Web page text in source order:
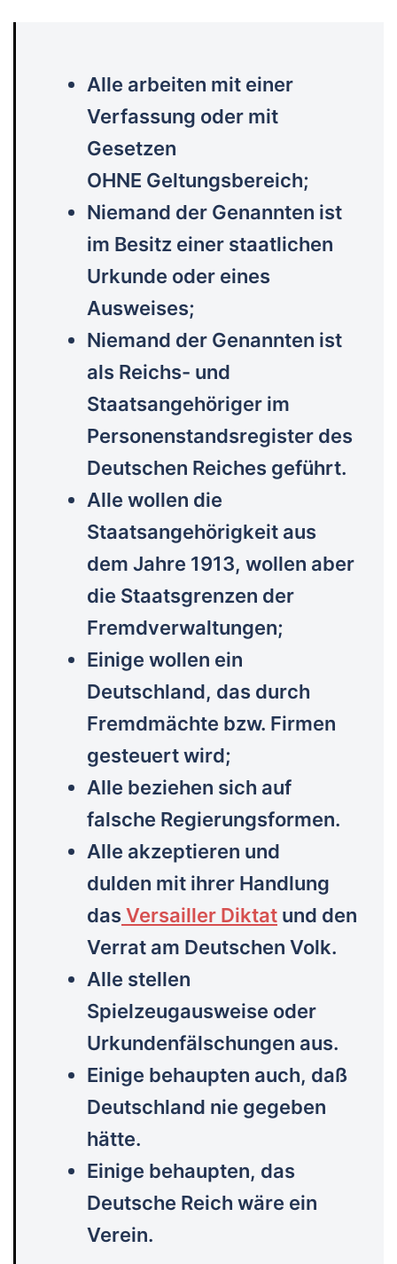
Alle arbeiten mit einer
Verfassung oder mit
Gesetzen
OHNE Geltungsbereich;
Niemand der Genannten ist
im Besitz einer staatlichen
Urkunde oder eines
Ausweises;
Niemand der Genannten ist
als Reichs- und
Staatsangehöriger im
Personenstandsregister des
Deutschen Reiches geführt.
Alle wollen die
Staatsangehörigkeit aus
dem Jahre 1913, wollen aber
die Staatsgrenzen der
Fremdverwaltungen;
Einige wollen ein
Deutschland, das durch
Fremdmächte bzw. Firmen
gesteuert wird;
Alle beziehen sich auf
falsche Regierungsformen.
Alle akzeptieren und
dulden mit ihrer Handlung
dasVersailler Diktat und den
Verrat am Deutschen Volk.
Alle stellen
Spielzeugausweise oder
Urkundenfälschungen aus.
Einige behaupten auch, daß
Deutschland nie gegeben
hätte.
Einige behaupten, das
Deutsche Reich wäre ein
Verein.